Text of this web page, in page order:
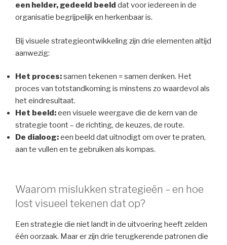
een helder, gedeeld beeld dat voor iedereen in de
organisatie begrijpelijk en herkenbaar is.
Bij visuele strategieontwikkeling zijn drie elementen altijd
aanwezig:
Het proces:samen tekenen = samen denken. Het
proces van totstandkoming is minstens zo waardevol als
het eindresultaat.
Het beeld:een visuele weergave die de kern van de
strategie toont – de richting, de keuzes, de route.
De dialoog:een beeld dat uitnodigt om over te praten,
aan te vullen en te gebruiken als kompas.
Waarom mislukken strategieën – en hoe
lost visueel tekenen dat op?
Een strategie die niet landt in de uitvoering heeft zelden
één oorzaak. Maar er zijn drie terugkerende patronen die